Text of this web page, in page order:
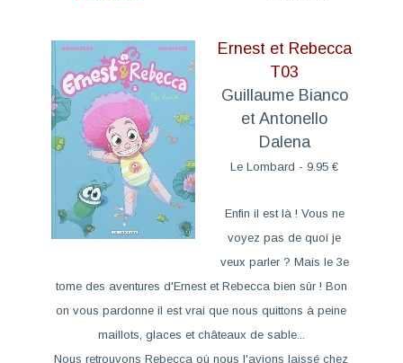
Ernest et Rebecca
T03
Guillaume Bianco
et Antonello
Dalena
Le Lombard - 9.95 €
Enfin il est là ! Vous ne
voyez pas de quoi je
veux parler ? Mais le 3e
tome des aventures d'Ernest et Rebecca bien sûr ! Bon
on vous pardonne il est vrai que nous quittons à peine
maillots, glaces et châteaux de sable...
Nous retrouvons Rebecca où nous l'avions laissé chez